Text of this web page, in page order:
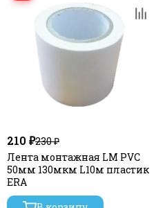
210 ₽230 ₽
Лента монтажная LM PVC
50мм 130мкм L10м пластик
ERA